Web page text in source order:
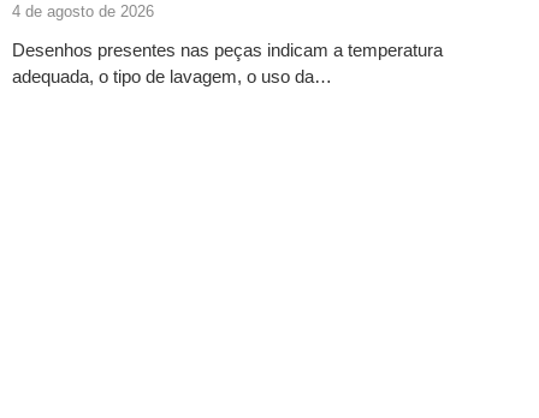
4 de agosto de 2026
Desenhos presentes nas peças indicam a temperatura
adequada, o tipo de lavagem, o uso da…